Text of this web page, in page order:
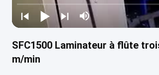
SFC1500 Laminateur à flûte
m/min